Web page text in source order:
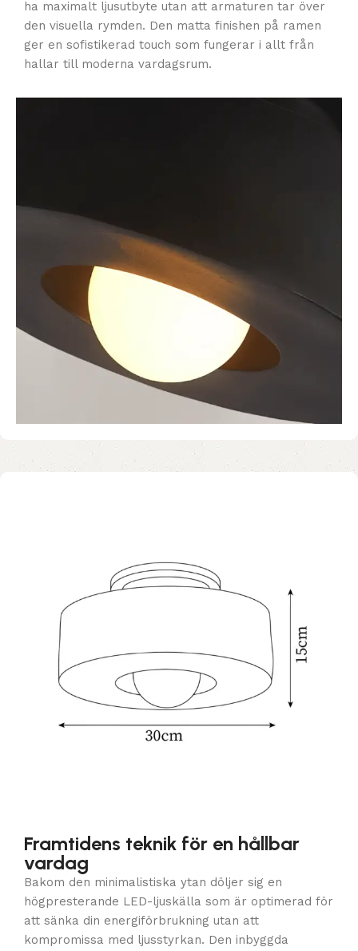
ha maximalt ljusutbyte utan att armaturen tar över
den visuella rymden. Den matta finishen på ramen
ger en sofistikerad touch som fungerar i allt från
hallar till moderna vardagsrum.
Framtidens teknik för en hållbar
vardag
Bakom den minimalistiska ytan döljer sig en
högpresterande LED-ljuskälla som är optimerad för
att sänka din energiförbrukning utan att
kompromissa med ljusstyrkan. Den inbyggda